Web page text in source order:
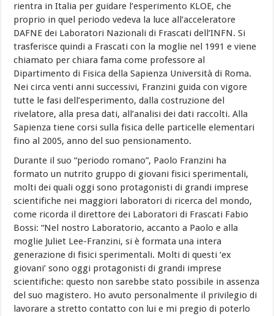
rientra in Italia per guidare l’esperimento KLOE, che
proprio in quel periodo vedeva la luce all’acceleratore
DAFNE dei Laboratori Nazionali di Frascati dell’INFN. Si
trasferisce quindi a Frascati con la moglie nel 1991 e viene
chiamato per chiara fama come professore al
Dipartimento di Fisica della Sapienza Università di Roma.
Nei circa venti anni successivi, Franzini guida con vigore
tutte le fasi dell’esperimento, dalla costruzione del
rivelatore, alla presa dati, all’analisi dei dati raccolti. Alla
Sapienza tiene corsi sulla fisica delle particelle elementari
fino al 2005, anno del suo pensionamento.
Durante il suo “periodo romano”, Paolo Franzini ha
formato un nutrito gruppo di giovani fisici sperimentali,
molti dei quali oggi sono protagonisti di grandi imprese
scientifiche nei maggiori laboratori di ricerca del mondo,
come ricorda il direttore dei Laboratori di Frascati Fabio
Bossi: “Nel nostro Laboratorio, accanto a Paolo e alla
moglie Juliet Lee-Franzini, si è formata una intera
generazione di fisici sperimentali. Molti di questi ‘ex
giovani’ sono oggi protagonisti di grandi imprese
scientifiche: questo non sarebbe stato possibile in assenza
del suo magistero. Ho avuto personalmente il privilegio di
lavorare a stretto contatto con lui e mi pregio di poterlo